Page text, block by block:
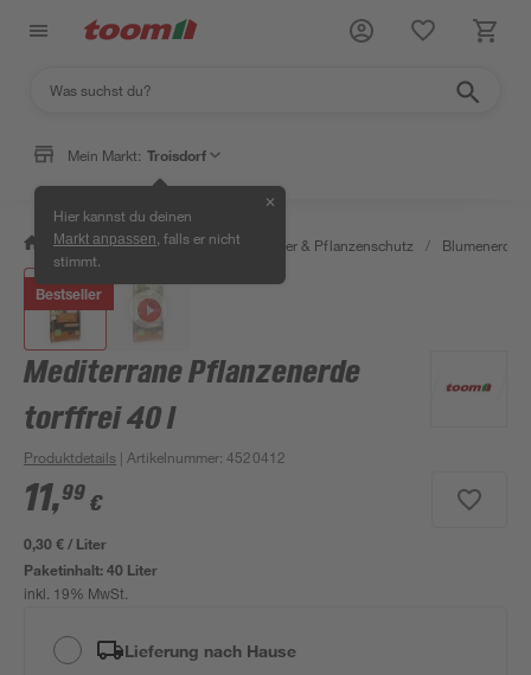
Mein Markt: Troisdorf
Hier kannst du deinen
Markt anpassen , falls er nicht
stimmt.
✕
/ Garten & Freizeit / Erden, Dünger & Pflanzenschutz / Blumenerde
Bestseller
Mediterrane Pflanzenerde
torffrei 40 l
Produktdetails | Artikelnummer:4520412
11,99 €
0,30 € / Liter
Paketinhalt:40 Liter
inkl. 19% MwSt.
Lieferung nach Hause